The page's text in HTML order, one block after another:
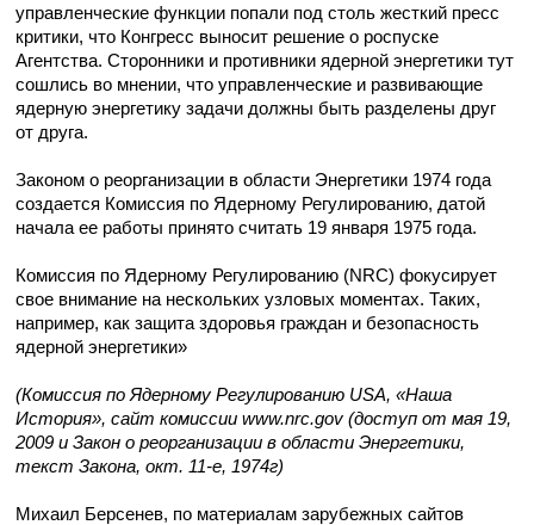
управленческие функции попали под столь жесткий пресс
критики, что Конгресс выносит решение о роспуске
Агентства. Сторонники и противники ядерной энергетики тут
сошлись во мнении, что управленческие и развивающие
ядерную энергетику задачи должны быть разделены друг
от друга.
Законом о реорганизации в области Энергетики 1974 года
создается Комиссия по Ядерному Регулированию, датой
начала ее работы принято считать 19 января 1975 года.
Комиссия по Ядерному Регулированию (NRC) фокусирует
свое внимание на нескольких узловых моментах. Таких,
например, как защита здоровья граждан и безопасность
ядерной энергетики»
(Комиссия по Ядерному Регулированию USA, «Наша
История», сайт комиссии www.nrc.gov (доступ от мая 19,
2009 и Закон о реорганизации в области Энергетики,
текст Закона, окт. 11-е, 1974г)
Михаил Берсенев, по материалам зарубежных сайтов